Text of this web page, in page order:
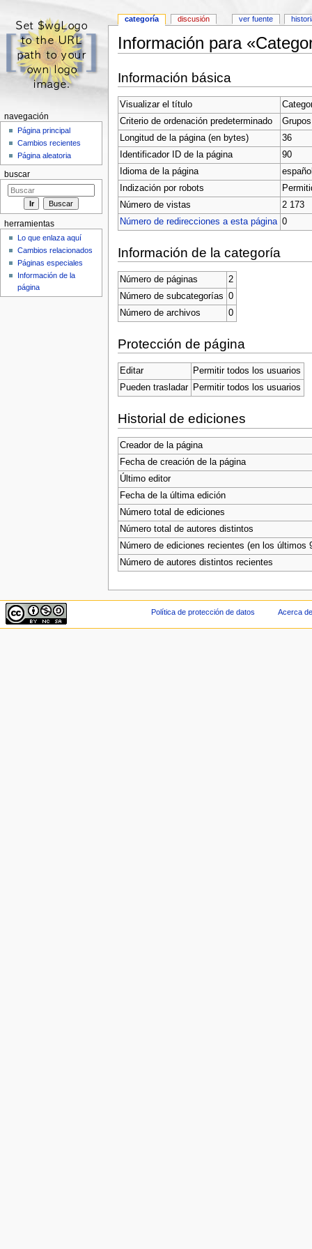
Información para
Información básica
Visualizar el título
Criterio de ordenación predeterminado
Longitud de la página (en bytes)
36
Identificador ID de la página
90
Idioma de la página
Indización por robots
Número de vistas
2 173
Número de redirecciones a esta página 0
Información de la categoría
Número de páginas
2
Número de subcategorías 0
Número de archivos
0
Protección de página
Editar
Permitir todos los usuarios
Pueden trasladar
Permitir todos los usuarios
Historial de ediciones
Creador de la página
Fecha de creación de la página
Último editor
Fecha de la última edición
Número total de ediciones
Número total de autores distintos
Número de ediciones recientes (en los últimos
Número de autores distintos recientes
categoría discusión ver fuente
navegación
Página principal
Cambios recientes
Página aleatoria
buscar
herramientas
Lo que enlaza aquí
Cambios relacionados
Páginas especiales
Información de la
página
Política de protección de datos Acerca